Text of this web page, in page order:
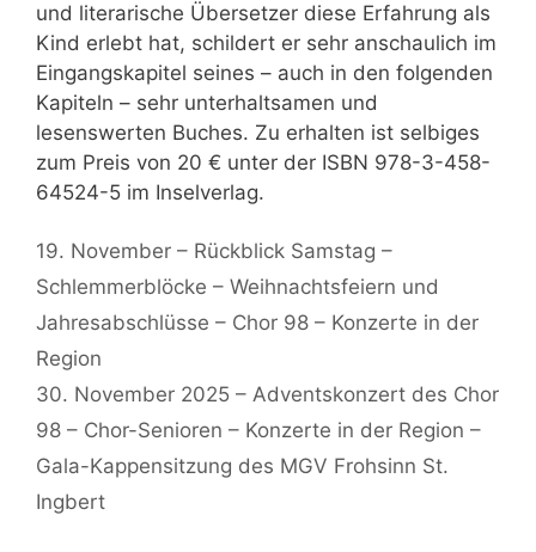
und literarische Übersetzer diese Erfahrung als
Kind erlebt hat, schildert er sehr anschaulich im
Eingangskapitel seines – auch in den folgenden
Kapiteln – sehr unterhaltsamen und
lesenswerten Buches. Zu erhalten ist selbiges
zum Preis von 20 € unter der ISBN 978-3-458-
64524-5 im Inselverlag.
19. November – Rückblick Samstag –
Schlemmerblöcke – Weihnachtsfeiern und
Jahresabschlüsse – Chor 98 – Konzerte in der
Region
30. November 2025 – Adventskonzert des Chor
98 – Chor-Senioren – Konzerte in der Region –
Gala-Kappensitzung des MGV Frohsinn St.
Ingbert